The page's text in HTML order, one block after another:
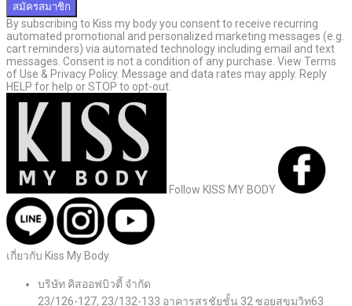
สมัครสมาชิก
By subscribing to Kiss my body you consent to receive recurring
automated promotional and personalized marketing messages (e.g.
cart reminders) via automated technology including email and text
messages. Consent is not a condition of any purchase. View Terms
of Use & Privacy Policy. Message and data rates may apply. Reply
HELP for help or STOP to opt-out.
Follow KISS MY BODY
เกี่ยวกับ Kiss My Body
บริษัท คิสออฟบิวตี้ จำกัด
23/126-127, 23/132-133 อาคารสรชัยชั้น 32 ซอยสุขุมวิท63